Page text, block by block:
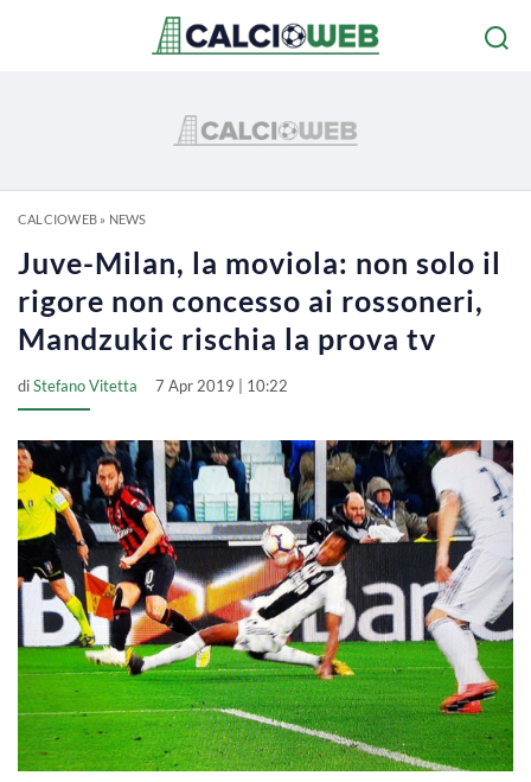
CALCIOWEB» NEWS
Juve-Milan, la moviola: non solo il
rigore non concesso ai rossoneri,
Mandzukic rischia la prova tv
diStefano Vitetta 7 Apr 2019 | 10:22